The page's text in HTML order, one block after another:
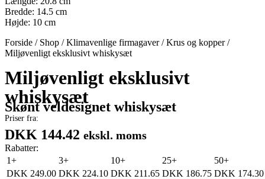
Bredde: 14.5 cm
Højde: 10 cm
Forside / Shop /Klimavenlige firmagaver/Krus og kopper/
Miljøvenligt eksklusivt whiskysæt
Miljøvenligt eksklusivt
whiskysæt
Skønt veldesignet whiskysæt
Priser fra:
DKK 144.42 ekskl. moms
Rabatter:
1+
3+ 10+ 25+
50+
DKK 249.00 DKK 224.10 DKK 211.65 DKK 186.75 DKK 174.30